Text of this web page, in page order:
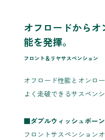
オフロードから
能を発揮。
フロント＆リヤサスペンション
オフロード性能とオンロ
よく走破できるサスペン
■ダブルウィッシュボー
フロントサスペンション